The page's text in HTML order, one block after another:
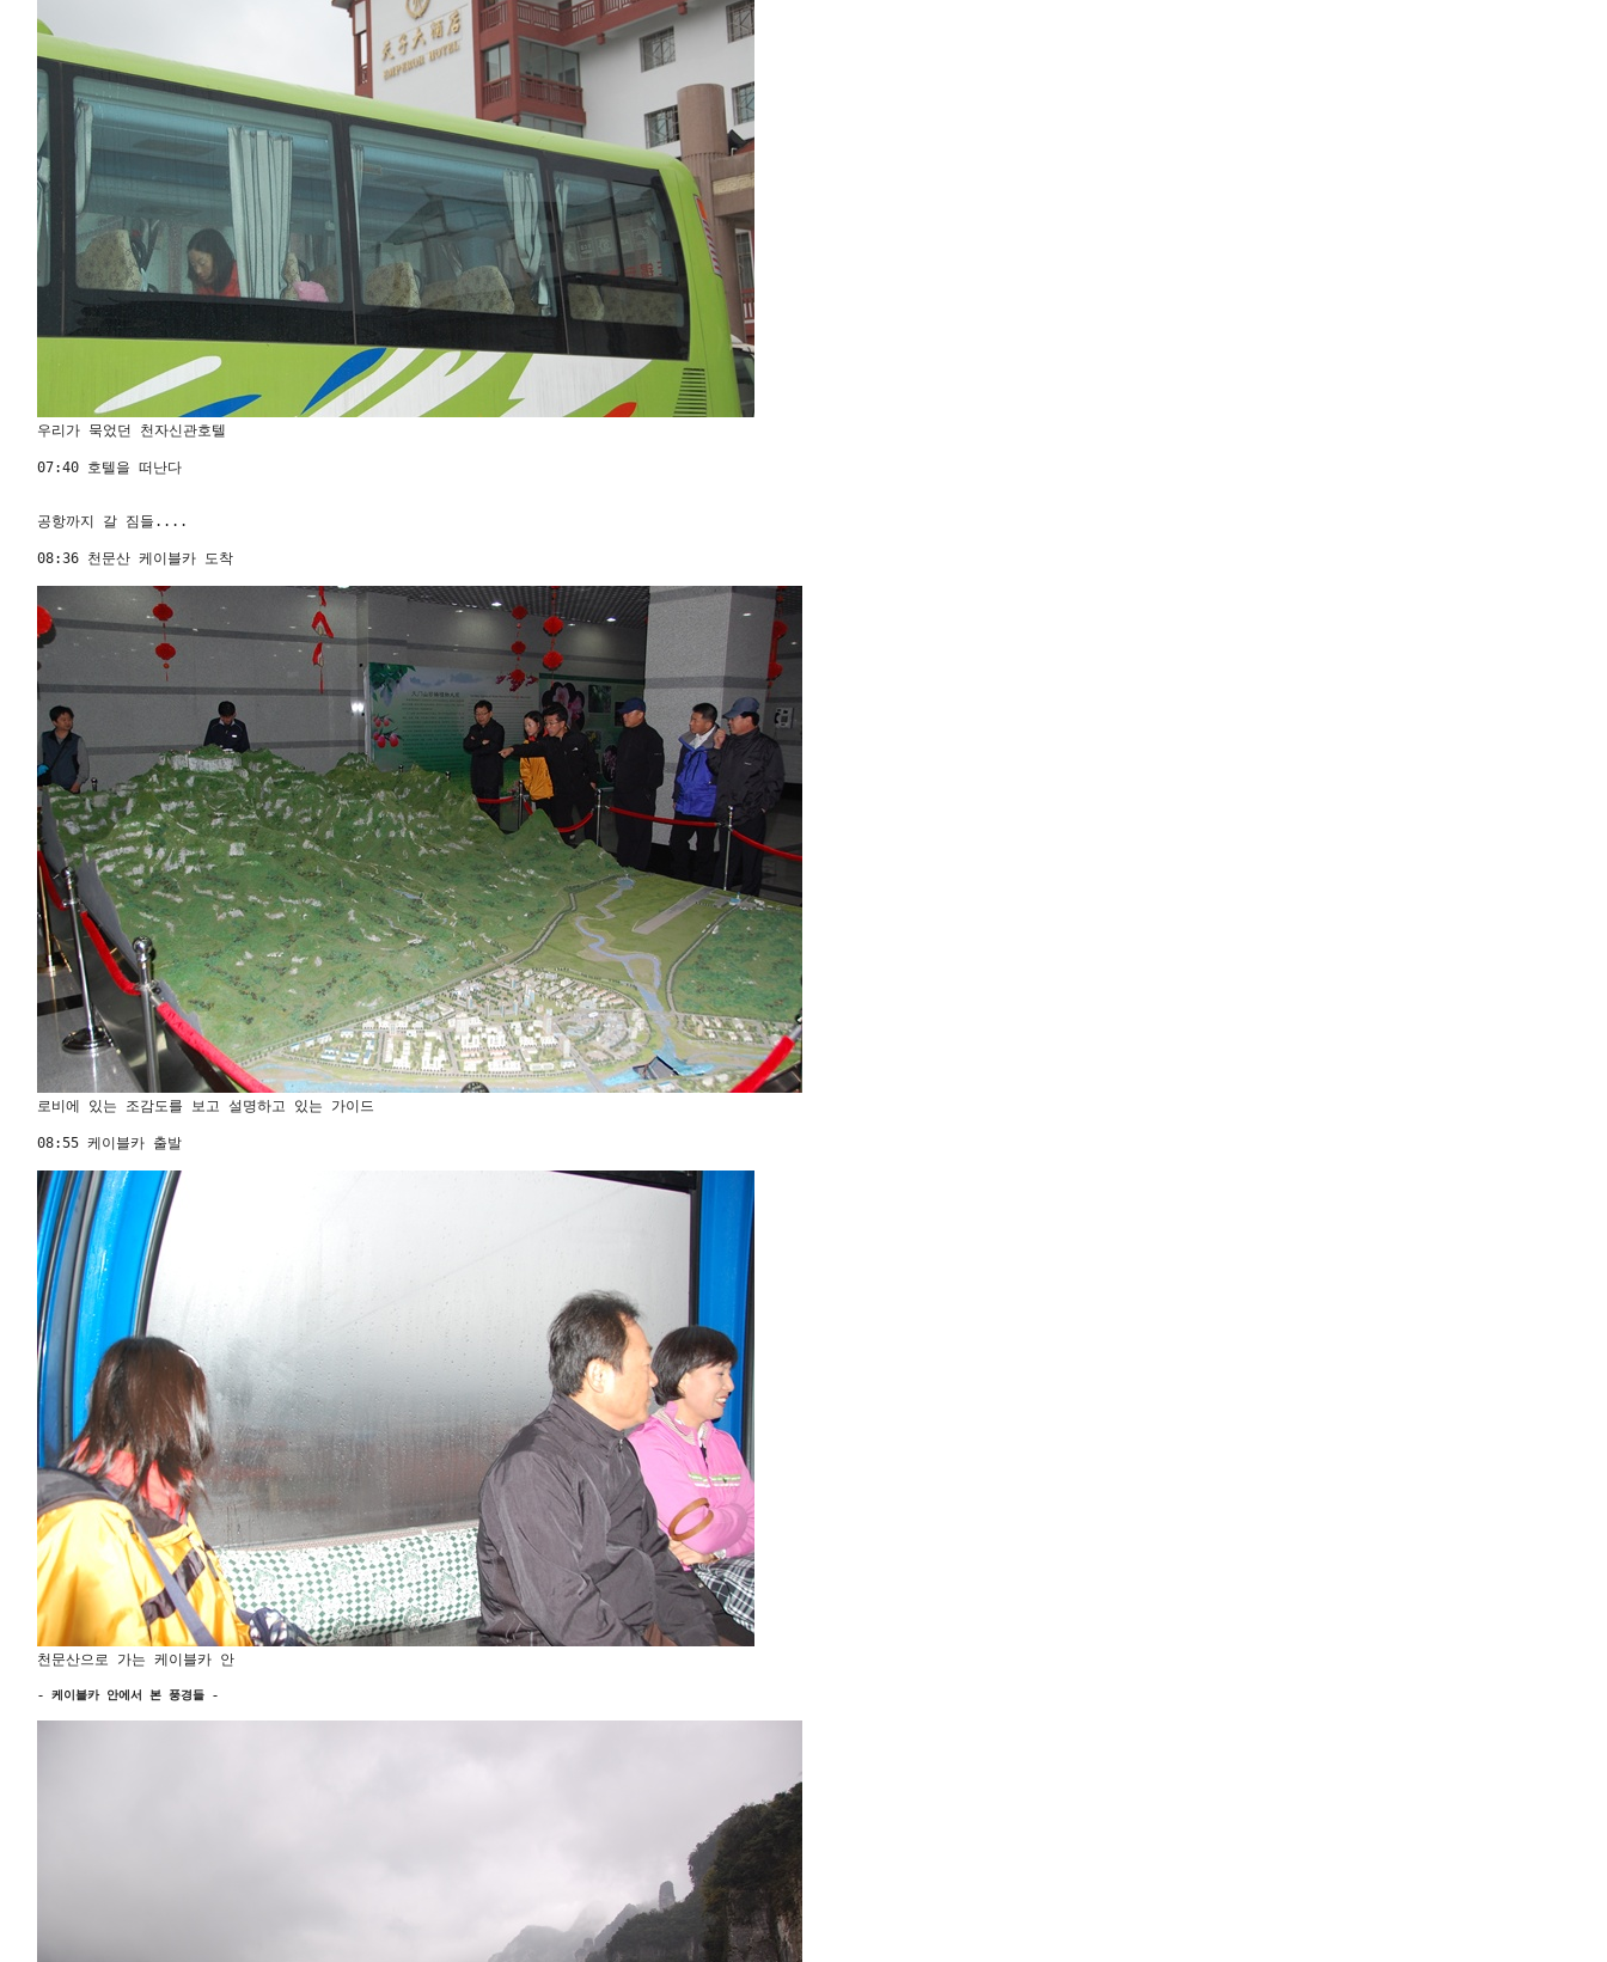
우리가 묵었던 천자신관호텔
07:40 호텔을 떠난다
공항까지 갈 짐들....
08:36 천문산 케이블카 도착
로비에 있는 조감도를 보고 설명하고 있는 가이드
08:55 케이블카 출발
천문산으로 가는 케이블카 안
- 케이블카 안에서 본 풍경들 -